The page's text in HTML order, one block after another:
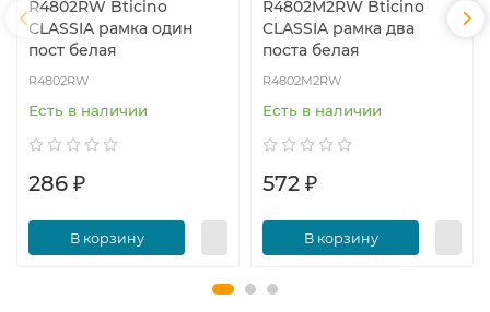
R4802RW Bticino
CLASSIA рамка один
пост белая
R4802RW
Есть в наличии
286 ₽
В корзину
R4802M2RW Bticino
CLASSIA рамка два
поста белая
R4802M2RW
Есть в наличии
572 ₽
В корзину